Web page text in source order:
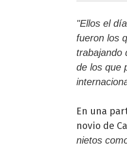
"Ellos el
fueron los
trabajando
de los que
En una
novio de
nietos